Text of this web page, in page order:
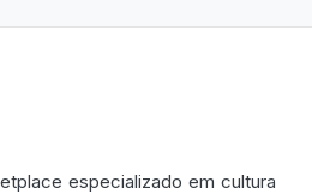
especializado em cultura